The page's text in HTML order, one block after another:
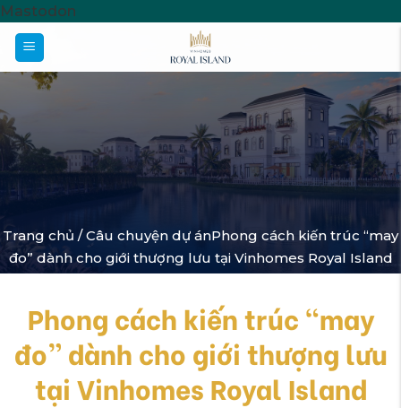
Mastodon
Trang chủ /Câu chuyện dự ánPhong cách kiến trúc “may
đo” dành cho giới thượng lưu tại Vinhomes Royal Island
Phong cách kiến trúc “may
đo” dành cho giới thượng lưu
tại Vinhomes Royal Island